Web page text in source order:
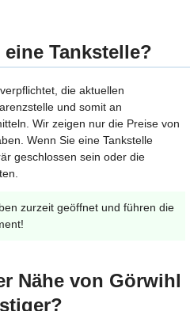
Tankstelle?
die aktuellen
und somit an
Wir zeigen nur die Preise von
Wenn Sie eine Tankstelle
geschlossen sein oder die
zurzeit geöffnet und führen die
Nähe von Görwihl